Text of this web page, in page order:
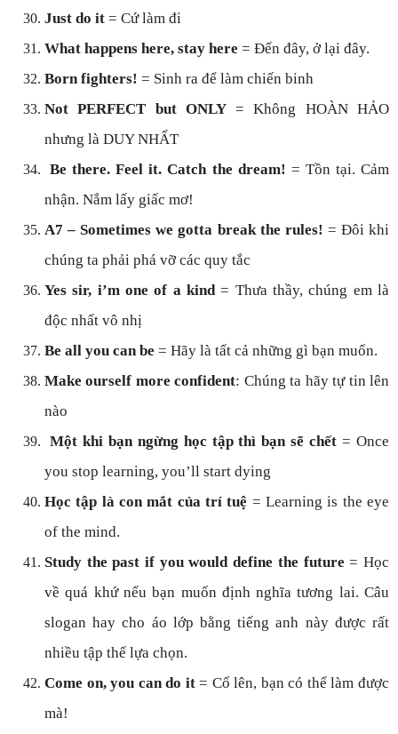
Just do it = Cứ làm đi
What happens here, stay here = Đến đây, ở lại đây.
Born fighters! = Sinh ra để làm chiến binh
Not PERFECT but ONLY= Không HOÀN HẢO
nhưng là DUY NHẤT
Be there. Feel it. Catch the dream! = Tồn tại. Cảm
nhận. Nắm lấy giấc mơ!
A7 – Sometimes we gotta break the rules! = Đôi khi
chúng ta phải phá vỡ các quy tắc
Yes sir, i’m one of a kind= Thưa thầy, chúng em là
độc nhất vô nhị
Be all you can be = Hãy là tất cả những gì bạn muốn.
Make ourself more confident: Chúng ta hãy tự tin lên
nào
Một khi bạn ngừng học tập thì bạn sẽ chết = Once
you stop learning, you’ll start dying
Học tập là con mắt của trí tuệ = Learning is the eye
of the mind.
Study the past if you would define the future = Học
về quá khứ nếu bạn muốn định nghĩa tương lai. Câu
slogan hay cho áo lớp bằng tiếng anh này được rất
nhiều tập thể lựa chọn.
Come on, you can do it= Cố lên, bạn có thể làm được
mà!